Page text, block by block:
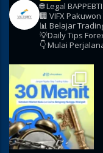
🌐 Legal
🏢 VIFX
📊 Belajar
💡Daily Tips
👇 Mulai